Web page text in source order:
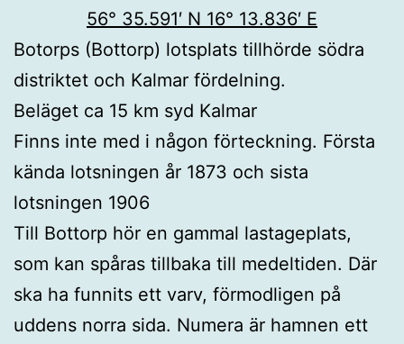
56° 35.591′ N 16° 13.836′ E
Botorps (Bottorp) lotsplats tillhörde södra
distriktet och Kalmar fördelning.
Beläget ca 15 km syd Kalmar
Finns inte med i någon förteckning. Första
kända lotsningen år 1873 och sista
lotsningen 1906
Till Bottorp hör en gammal lastageplats,
som kan spåras tillbaka till medeltiden. Där
ska ha funnits ett varv, förmodligen på
uddens norra sida. Numera är hamnen ett